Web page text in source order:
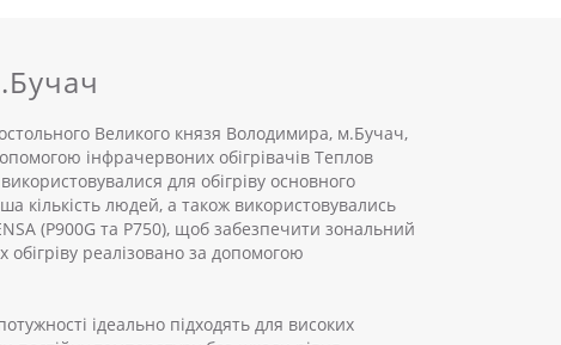
Великого князя Володимира, м.Бучач,
інфрачервоних обігрівачів Теплов
для обігріву основного
кількість людей, а також використовувались
(P900G та P750), щоб забезпечити зональний
реалізовано за допомогою
ідеально підходять для високих